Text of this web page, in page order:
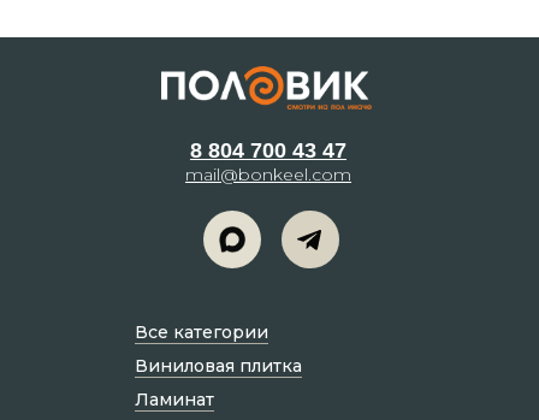
8 804 700 43 47
mail@bonkeel.com
Все категории
Виниловая плитка
Ламинат